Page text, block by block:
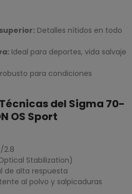
Detalles nítidos en todo
Ideal para deportes, vida salvaje
para condiciones
del Sigma 70-
OS Sport
2.8
Stabilization)
de alta respuesta
al polvo y salpicaduras